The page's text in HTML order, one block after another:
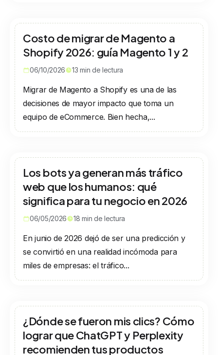
Costo de migrar de Magento a
Shopify 2026: guía Magento 1 y 2
06/10/2026 13 min de lectura
Migrar de Magento a Shopify es una de las
decisiones de mayor impacto que toma un
equipo de eCommerce. Bien hecha,...
Los bots ya generan más tráfico
web que los humanos: qué
significa para tu negocio en 2026
06/05/2026 18 min de lectura
En junio de 2026 dejó de ser una predicción y
se convirtió en una realidad incómoda para
miles de empresas: el tráfico...
¿Dónde se fueron mis clics? Cómo
lograr que ChatGPT y Perplexity
recomienden tus productos